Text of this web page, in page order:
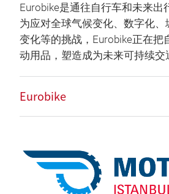
Eurobike是通往自行车和未来出
为应对全球气候变化、数字化、
变化等的挑战，Eurobike正在把
动用品，塑造成为未来可持续交
Eurobike